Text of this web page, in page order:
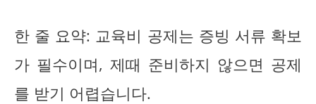
한 줄 요약: 교육비 공제는 증빙 서류 확보
가 필수이며, 제때 준비하지 않으면 공제
를 받기 어렵습니다.